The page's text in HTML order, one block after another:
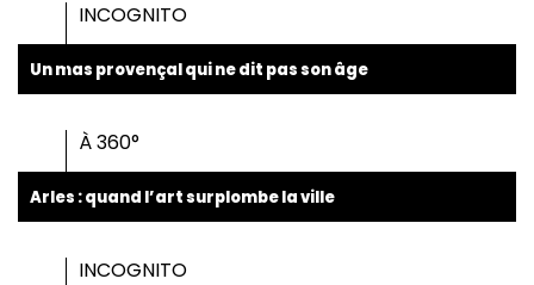
INCOGNITO
Un mas provençal qui ne dit pas son âge
À 360°
Arles : quand l’art surplombe la ville
INCOGNITO